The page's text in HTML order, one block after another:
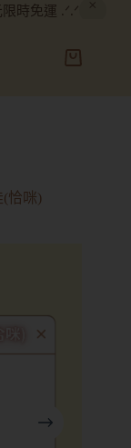
時免運 .ᐟ.ᐟ
(恰咪)